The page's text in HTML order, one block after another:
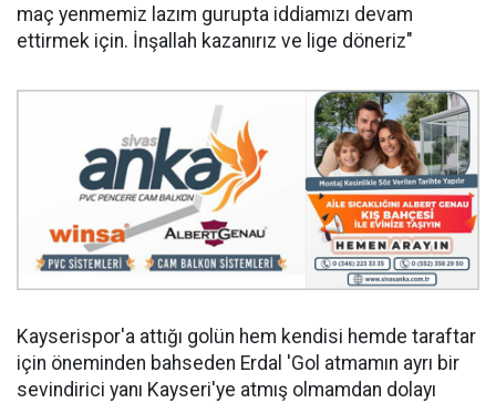
maç yenmemiz lazım gurupta iddiamızı devam
ettirmek için. İnşallah kazanırız ve lige döneriz"
Kayserispor'a attığı golün hem kendisi hemde taraftar
için öneminden bahseden Erdal 'Gol atmamın ayrı bir
sevindirici yanı Kayseri'ye atmış olmamdan dolayı